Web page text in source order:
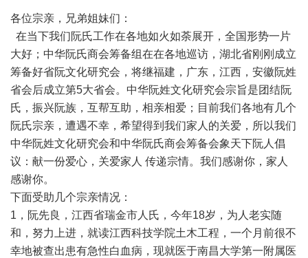
各位宗亲，兄弟姐妹们：
在当下我们阮氏工作在各地如火如荼展开，全国形势一片
大好；中华阮氏商会筹备组在在各地巡访，湖北省刚刚成立
筹备好省阮文化研究会，将继福建，广东，江西，安徽阮姓
省会后成立第5大省会。中华阮姓文化研究会宗旨是团结阮
氏，振兴阮族，互帮互助，相亲相爱；目前我们各地有几个
阮氏宗亲，遭遇不幸，希望得到我们家人的关爱，所以我们
中华阮姓文化研究会和中华阮氏商会筹备会象天下阮人倡
议：献一份爱心，关爱家人 传递宗情。我们感谢你，家人
感谢你。
下面受助几个宗亲情况：
1，阮先良，江西省瑞金市人氏，今年18岁，为人老实随
和，努力上进，就读江西科技学院土木工程，一个月前很不
幸地被查出患有急性白血病，现就医于南昌大学第一附属医